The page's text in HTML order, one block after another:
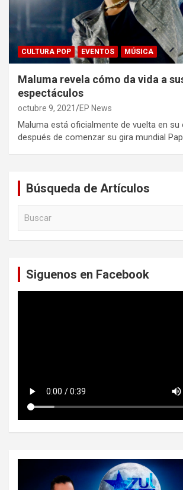
CULTURA POP EVENTOS MÚSICA
Maluma revela cómo da vida a
espectáculos
octubre 9, 2021 EP News
Maluma está oficialmente de vuelta en su
después de comenzar su gira mundial
Búsqueda de Artículos
Siguenos en Facebook